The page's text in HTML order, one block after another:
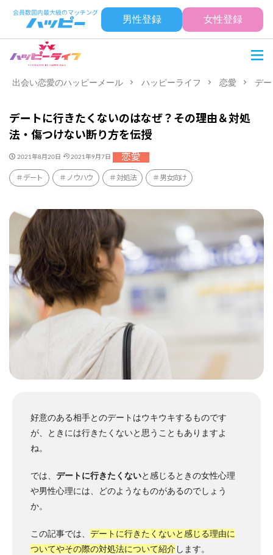
男性登録 女性登録
出会い恋愛のハッピーメール ハッピーライフ 恋愛 デ
デートに行きたくないのはなぜ？その理由＆対処
法・傷つけない断り方を伝授
2021年8月20日 2021年9月7日 恋愛
デート ノウハウ 対処法 男女向け
好意のある相手とのデートはウキウキするものです
が、ときには行きたくないと思うこともありますよ
ね。
では、 デートに行きたくないと感じるときの女性心理
や男性心理には、どのようなものがあるのでしょう
か。
この記事では、 デートに行きたくないと感じる理由に
ついてやその際の対処法について紹介 します。